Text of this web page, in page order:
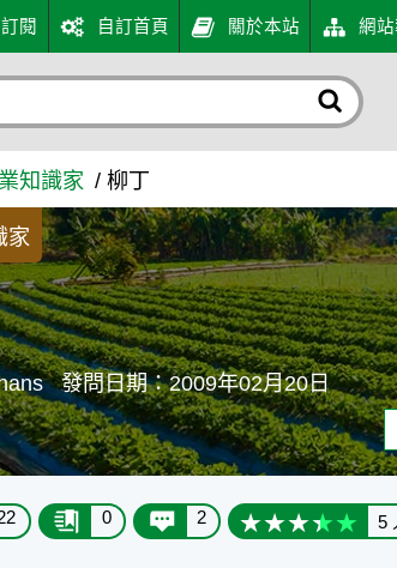
閱 自訂首頁 關於本站 網
知識家 柳丁
家
發問日期：2009年02月20日
0 2 5